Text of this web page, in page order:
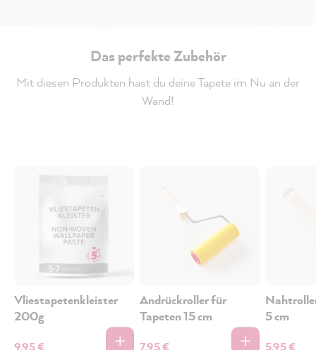
Das perfekte Zubehör
Mit diesen Produkten hast du deine Tapete im Nu an der
Wand!
Vliestapetenkleister
200g
9,95 €
Andrückroller für
Tapeten 15 cm
7,95 €
5 cm
5,95 €